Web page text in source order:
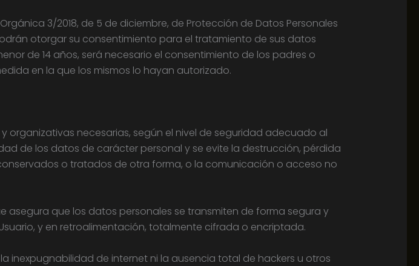
3/2018, de 5 de diciembre, de Protección de Datos Personales
otorgar su consentimiento para el tratamiento de sus datos
de 14 años, será necesario el consentimiento de los padres o
en la que los mismos lo hayan autorizado.
necesarias, según el nivel de seguridad adecuado al
de los datos de carácter personal y se evite la destrucción, pérdida
o tratados de otra forma, o la comunicación o acceso no
asegura que los datos personales se transmiten de forma segura y
y en retroalimentación, totalmente cifrada o encriptada.
inexpugnabilidad de internet ni la ausencia total de hackers u otros